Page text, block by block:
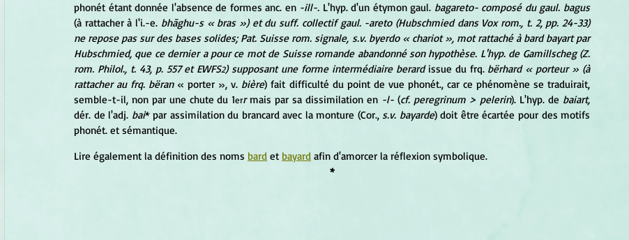
phonét étant donnée l'absence de formes anc. en -ill-. L'hyp. d'un étymon gaul. bagareto- composé du gaul. bagus
(à rattacher à l'i.-e. bhāghu-s « bras ») et du suff. collectif gaul. -areto (Hubschmied dans Vox rom., t. 2, pp. 24-33)
ne repose pas sur des bases solides; Pat. Suisse rom. signale, s.v. byerdo « chariot », mot rattaché à bard bayart par
Hubschmied, que ce dernier a pour ce mot de Suisse romande abandonné son hypothèse. L'hyp. de Gamillscheg (Z.
rom. Philol., t. 43, p. 557 et EWFS2) supposant une forme intermédiaire berard issue du frq. bërhard « porteur » (à
rattacher au frq. bëran « porter », v. bière) fait difficulté du point de vue phonét., car ce phénomène se traduirait,
semble-t-il, non par une chute du 1err mais par sa dissimilation en -l- (cf. peregrinum > pelerin). L'hyp. de baiart,
dér. de l'adj. bai* par assimilation du brancard avec la monture (Cor., s.v. bayarde) doit être écartée pour des motifs
phonét. et sémantique.
Lire également la définition des noms bard et bayard afin d'amorcer la réflexion symbolique.
*